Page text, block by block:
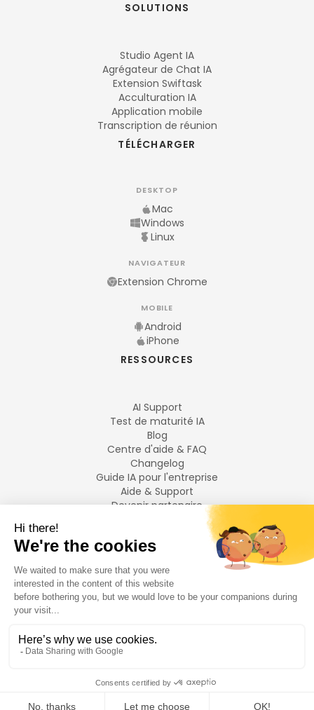
SOLUTIONS
Studio Agent IA
Agrégateur de Chat IA
Extension Swiftask
Acculturation IA
Application mobile
Transcription de réunion
TÉLÉCHARGER
DESKTOP
Mac
Windows
Linux
NAVIGATEUR
Extension Chrome
MOBILE
Android
iPhone
RESSOURCES
AI Support
Test de maturité IA
Blog
Centre d'aide & FAQ
Changelog
Guide IA pour l'entreprise
Aide & Support
Devenir partenaire
LANGUES
Français
English
2026Swiftask. Tous droits réservés.